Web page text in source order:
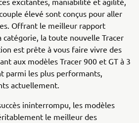
élevé sont conçus pour aller
Offrant le meilleur rapport
catégorie, la toute nouvelle Tracer
est prête à vous faire vivre des
aux modèles Tracer 900 et GT à 3
parmi les plus performants,
actuellement.
ininterrompu, les modèles
le meilleur des